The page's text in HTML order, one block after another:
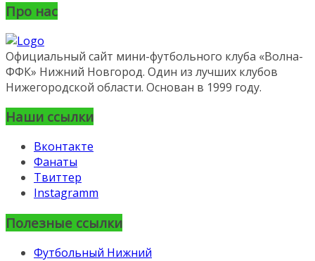
Про нас
Официальный сайт мини-футбольного клуба «Волна-
ФФК» Нижний Новгород. Один из лучших клубов
Нижегородской области. Основан в 1999 году.
Наши ссылки
Вконтакте
Фанаты
Твиттер
Instagramm
Полезные ссылки
Футбольный Нижний